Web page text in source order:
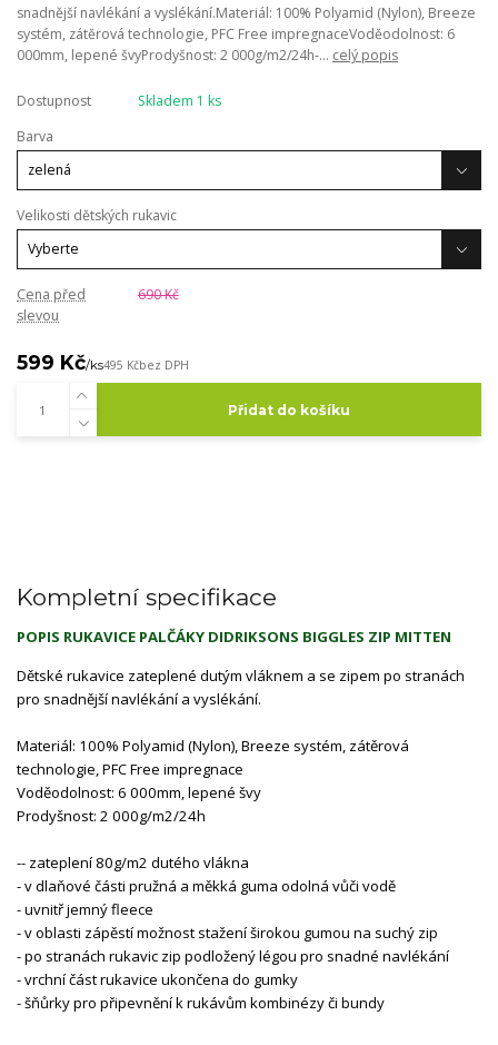
snadnější navlékání a vyslékání.Materiál: 100% Polyamid (Nylon), Breeze
systém, zátěrová technologie, PFC Free impregnaceVoděodolnost: 6
000mm, lepené švyProdyšnost: 2 000g/m2/24h-... celý popis
Dostupnost
Skladem 1 ks
Barva
Velikosti dětských rukavic
Cena před
slevou
690 Kč
599 Kč/ks495 Kčbez DPH
Přidat do košíku
Kompletní specifikace
POPIS RUKAVICE PALČÁKY DIDRIKSONS BIGGLES ZIP MITTEN
Dětské rukavice zateplené dutým vláknem a se zipem po stranách
pro snadnější navlékání a vyslékání.
Materiál: 100% Polyamid (Nylon), Breeze systém, zátěrová
technologie, PFC Free impregnace
Voděodolnost: 6 000mm, lepené švy
Prodyšnost: 2 000g/m2/24h
-- zateplení 80g/m2 dutého vlákna
- v dlaňové části pružná a měkká guma odolná vůči vodě
- uvnitř jemný fleece
- v oblasti zápěstí možnost stažení širokou gumou na suchý zip
- po stranách rukavic zip podložený légou pro snadné navlékání
- vrchní část rukavice ukončena do gumky
- šňůrky pro připevnění k rukávům kombinézy či bundy